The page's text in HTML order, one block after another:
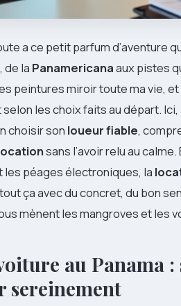
a ce petit parfum d’aventure
de la Panamericanaaux pistes
peintures miroir toute ma vie, et
selon les choix faits au départ.
choisir son loueur fiable,
sans l’avoir relu au
péages électroniques, la
ça avec du concret, du bon
mènent les mangroves et les
au Panama
sereinement